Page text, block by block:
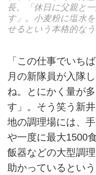
長。「休日に父親と
す」。小麦粉に塩水
せるという本格的な
「この仕事でいち
月の新隊員が入隊
ね。とにかく量が
す」。そう笑う新
地の調理場には、
や一度に最大1500
飯器などの大型調
助かっているという